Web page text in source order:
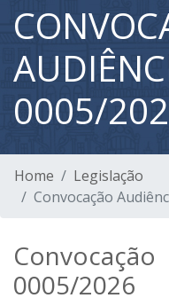
0005/
Home
Legislação
Convocação
0005/2026